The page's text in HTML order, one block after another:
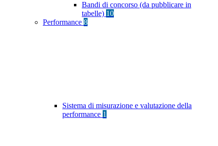
Bandi di concorso (da pubblicare in
tabelle) 10
Performance 8
Sistema di misurazione e valutazione della
performance 1